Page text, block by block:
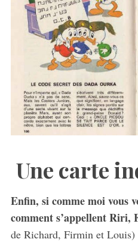
Une carte
Enfin, si comme moi vous
comment s’appellent Riri,
de Richard, Firmin et Louis)